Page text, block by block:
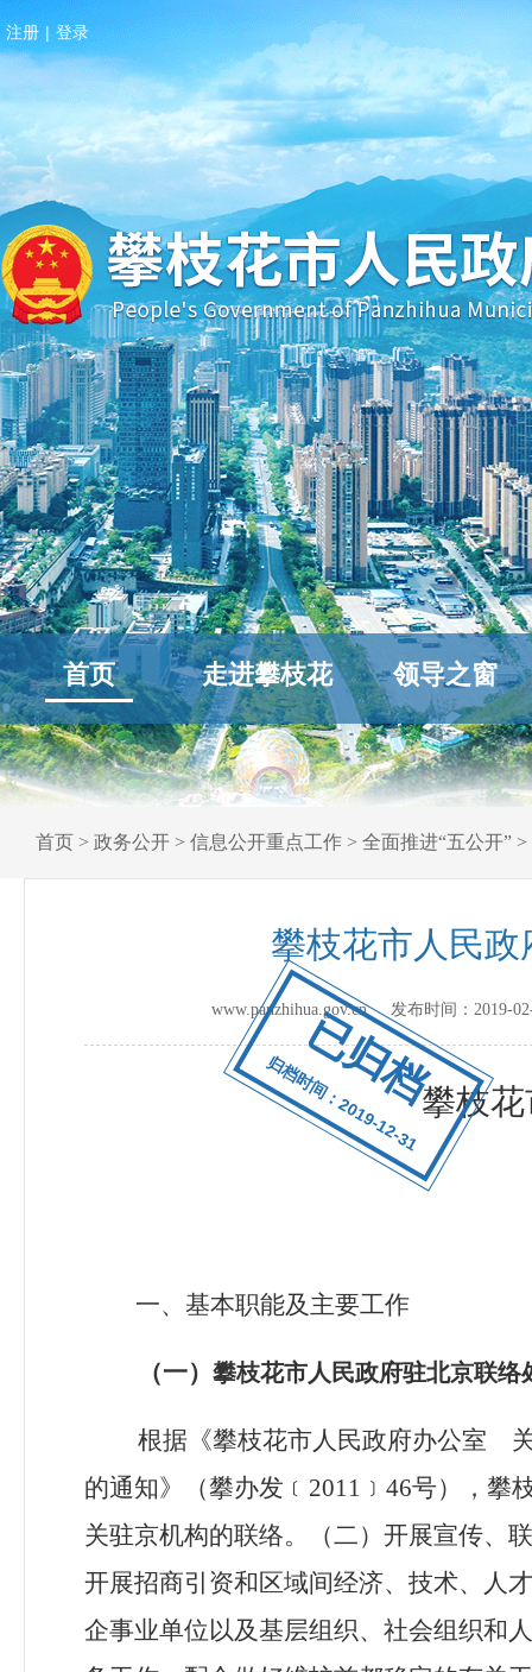
已归档
归档时间：2019-12-31
注册 | 登录
首页 走进攀枝花 领导之窗
首页 > 政务公开 > 信息公开重点工作 > 全面推进“五公开” >
攀枝花市人民政
www.panzhihua.gov.cn 发布时间： 2019-
攀枝
一、基本职能及主要工作
（一） 攀枝花市人民政府驻北京联络
根据《攀枝花市人民政府办公室
的通知》（攀办发﹝ 2011﹞46号），攀
关驻京机构的联络。（二）开展宣传、
开展招商引资和区域间经济、技术、人
企事业单位以及基层组织、社会组织和